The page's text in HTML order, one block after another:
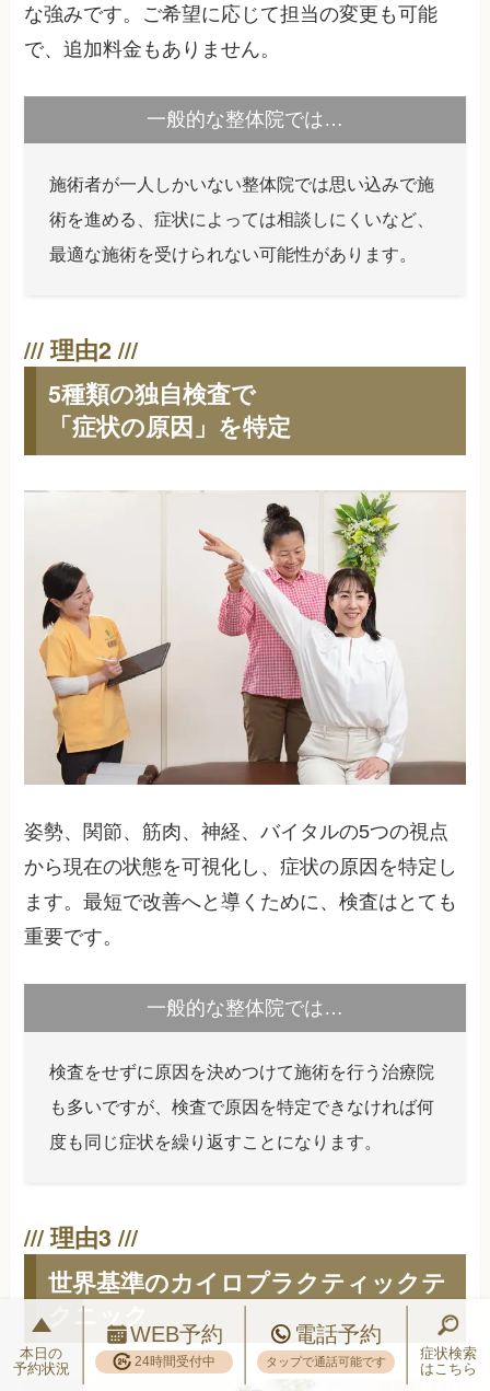
な強みです。ご希望に応じて担当の変更も可能
で、追加料金もありません。
一般的な整体院では…
施術者が一人しかいない整体院では思い込みで施
術を進める、症状によっては相談しにくいなど、
最適な施術を受けられない可能性があります。
5種類の独自検査で
「症状の原因」を特定
姿勢、関節、筋肉、神経、バイタルの5つの視点
から現在の状態を可視化し、症状の原因を特定し
ます。最短で改善へと導くために、検査はとても
重要です。
一般的な整体院では…
検査をせずに原因を決めつけて施術を行う治療院
も多いですが、検査で原因を特定できなければ何
度も同じ症状を繰り返すことになります。
世界基準のカイロプラクティックテ
クニック
本日の
予約状況
WEB予約
24時間受付中
電話予約
タップで通話可能です
症状検索
はこちら